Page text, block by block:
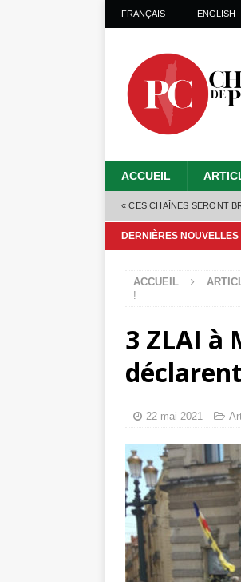
FRANÇAIS ENGLISH
ACCUEIL
« CES CHAÎNES SERONT
DERNIÈRES NOUVELLES
ACCUEIL
!
3 ZLAI à
22 mai 2021